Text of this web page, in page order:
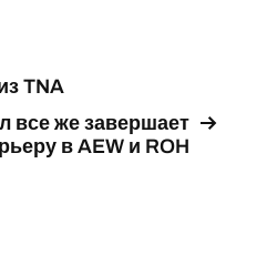
TNA
все же завершает
в AEW и ROH